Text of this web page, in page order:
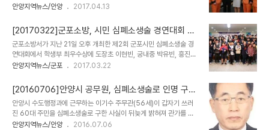
재희, 대림대학교 항공서비스과 권혜린 학생이 우수상인 도지사표창
술 실시율 향상과 안전의식 함양에 기여하고 초·중·고등학생 참여의 심
폐소생술 경연을 통하여 가정에서 발생하는 심장정지 환자의 소생률
을 향상 시기키 위해 열렸다. 이번 대회에 안양소방서 대표로 학생분야
호암초등학교 김동호, 근명중학교 최다혜, 안양공업고등학교 김장수,
일반분야 수상자 2명이 참가하여 심정지 환자 발생 상황을 가정해 심
대회로 많은 시민들이 심폐소생술에 관심을 가져 유..
안양지역뉴스/안양 2017.04.13
[20170322]군포소방, 시민 심폐소생술 경연대회 개
최
군포소방서가 지난 21일 오후 개최한 제2회 군포시민 심폐소생술 경
연대회에서 학생부 최우수상에 도장초 이현빈, 궁내중 박유빈, 흥진고
조은지, 일반부 최우수상에는 군포경찰서 신영환, 이관우 의경이 각각
하고자 초·중·고 학생부 43명과 일반부 6팀 12명이 참가하여 경연을
펼쳤으며 심사는 원광대학교 응급의학과 이준희 교수를 심사위원으로
위촉하여 진행했다. 이 대회 최우수상 수상자는 오는 4월 11일 수원
화성행궁에서 열리는 경기도 학생, 일반인 심폐소생술 경연대회에 참
가하게 된다. 서석권 군포소방서장은 “매년 심폐소생술 경연대회의 참
안양지역뉴스/군포 2017.03.22
[20160706]안양시 공무원, 심폐소생술로 인명 구했
다
안양시 수도행정과에 근무하는 이기수 주무관(56세)이 갑자기 쓰러
진 60대 주민을 심폐소생술로 구한 사실이 뒤늦게 밝혀져 관가를 훈
훈하게 하고 있다. 안양시에 따르면 일요일이었던 지난달 26일 오후
안양지역뉴스/안양 2016.07.06